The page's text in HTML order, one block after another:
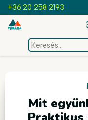
+36 20 258 2193
keresés
az
Mit